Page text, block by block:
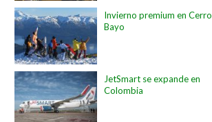
Invierno premium en Cerro
Bayo
JetSmart se expande en
Colombia